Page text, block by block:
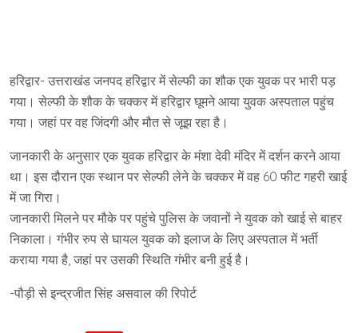
हरिद्वार- उत्तराखंड जनपद हरिद्वार में सेल्फी का शौक एक युवक पर भारी पड़
गया। सेल्फी के शौक के चक्कर में हरिद्वार घूमने आया युवक अस्पताल पहुंच
गया। जहां पर वह जिंदगी और मौत से जूझ रहा है।
जानकारी के अनुसार एक युवक हरिद्वार के मंशा देवी मंदिर में दर्शन करने आया
था। इस दौरान एक स्थान पर सेल्फी लेने के चक्कर में वह 60 फीट गहरी खाई
में जा गिरा।
जानकारी मिलने पर मौके पर पहुंचे पुलिस के जवानों ने युवक को खाई से बाहर
निकाला। गंभीर रुप से घायल युवक को इलाज के लिए अस्पताल में भर्ती
कराया गया है, जहां पर उसकी स्थिति गंभीर बनी हुई है।
-पौड़ी से इन्द्रजीत सिंह असवाल की रिपोर्ट